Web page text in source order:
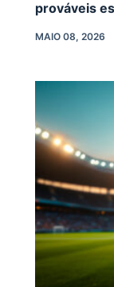
prováveis
MAIO 08, 2026